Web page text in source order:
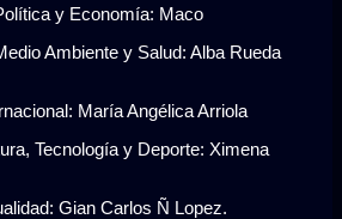
y Economía: Maco
Ambiente y Salud: Alba Rueda
María Angélica Arriola
Tecnología y Deporte: Ximena
Gian Carlos Ñ Lopez.